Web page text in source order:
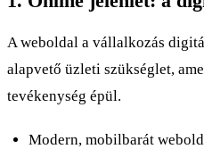
A weboldal a vállalkozás
alapvető üzleti szükséglet,
tevékenység épül.
Modern, mobilbarát